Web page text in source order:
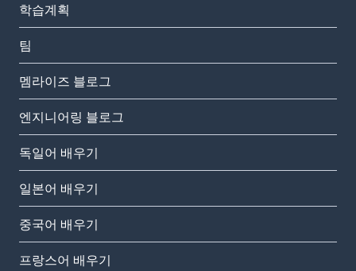
학습계획
팀
멤라이즈 블로그
엔지니어링 블로그
독일어 배우기
일본어 배우기
중국어 배우기
프랑스어 배우기